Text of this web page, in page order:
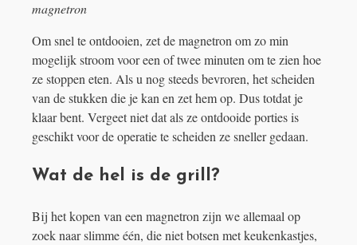
magnetron
Om snel te ontdooien, zet de magnetron om zo min
mogelijk stroom voor een of twee minuten om te zien hoe
ze stoppen eten. Als u nog steeds bevroren, het scheiden
van de stukken die je kan en zet hem op. Dus totdat je
klaar bent. Vergeet niet dat als ze ontdooide porties is
geschikt voor de operatie te scheiden ze sneller gedaan.
Wat de hel is de grill?
Bij het kopen van een magnetron zijn we allemaal op
zoek naar slimme één, die niet botsen met keukenkastjes,